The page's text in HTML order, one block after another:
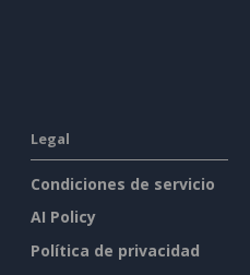
Legal
Condiciones de servicio
AI Policy
Política de privacidad